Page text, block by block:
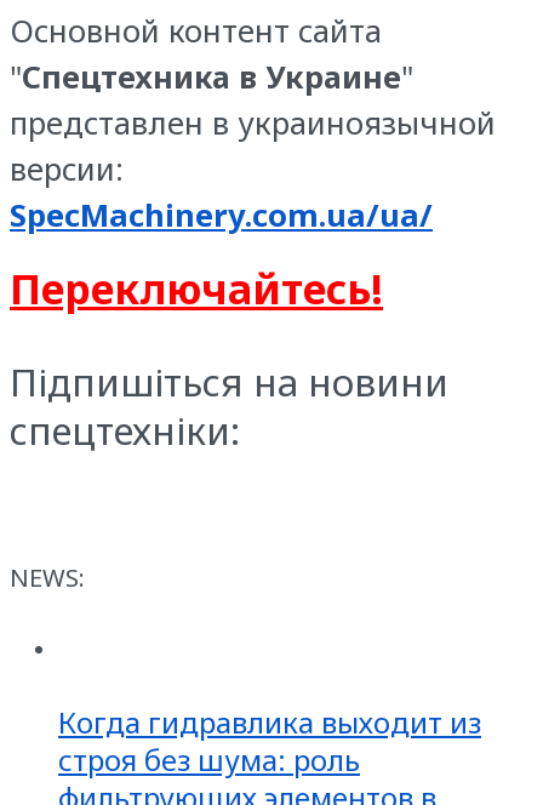
Основной контент сайта
"Спецтехника в Украине"
представлен в украиноязычной
версии:
SpecMachinery.com.ua/ua/
Переключайтесь!
Підпишіться на новини
спецтехніки:
NEWS:
Когда гидравлика выходит из
строя без шума: роль